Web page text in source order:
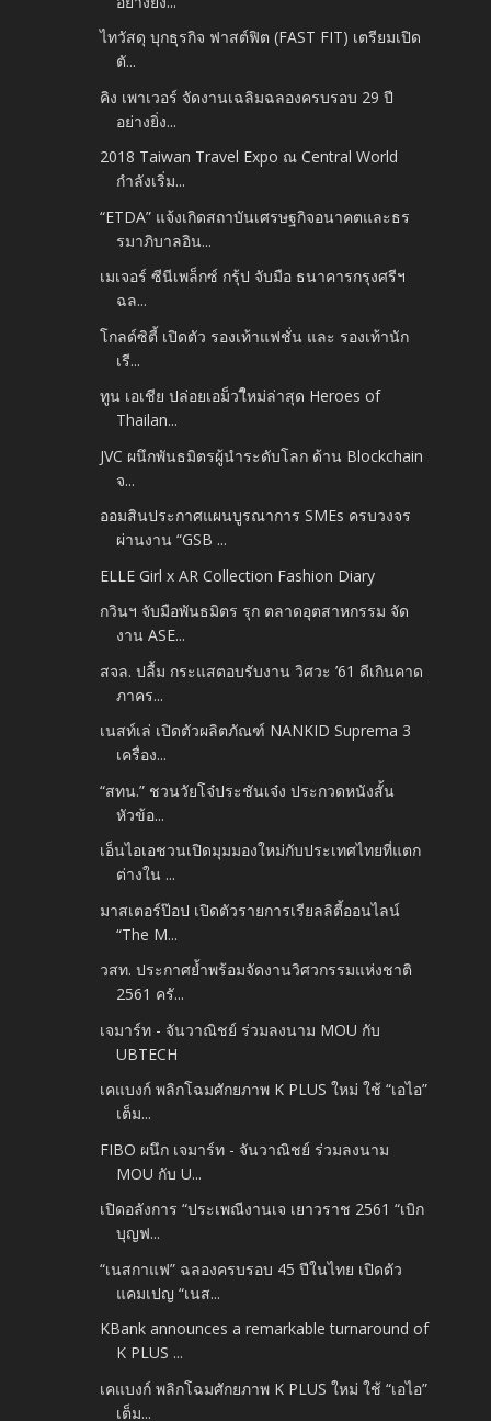
ไทวัสดุ บุกธุรกิจ ฟาสต์ฟิต (FAST FIT) เตรียมเปิด
ตั...
คิง เพาเวอร์ จัดงานเฉลิมฉลองครบรอบ 29 ปี
อย่างยิ่ง...
2018 Taiwan Travel Expo ณ Central World
กำลังเริ่ม...
“ETDA” แจ้งเกิดสถาบันเศรษฐกิจอนาคตและธร
รมาภิบาลอิน...
เมเจอร์ ซีนีเพล็กซ์ กรุ้ป จับมือ ธนาคารกรุงศรีฯ
ฉล...
โกลด์ซิตี้ เปิดตัว รองเท้าแฟชั่น และ รองเท้านัก
เรี...
ทูน เอเชีย ปล่อยเอม็วใีหม่ล่าสุด Heroes of
Thailan...
JVC ผนึกพันธมิตรผู้นำระดับโลก ด้าน Blockchain
จ...
ออมสินประกาศแผนบูรณาการ SMEs ครบวงจร
ผ่านงาน “GSB ...
ELLE Girl x AR Collection Fashion Diary
กวินฯ จับมือพันธมิตร รุก ตลาดอุตสาหกรรม จัด
งาน ASE...
สจล. ปลื้ม กระแสตอบรับงาน วิศวะ ’61 ดีเกินคาด
ภาคร...
เนสท์เล่ เปิดตัวผลิตภัณฑ์ NANKID Suprema 3
เครื่อง...
“สทน.” ชวนวัยโจ๋ประชันเจ๋ง ประกวดหนังสั้น
หัวข้อ...
เอ็นไอเอชวนเปิดมุมมองใหม่กับประเทศไทยที่แตก
ต่างใน ...
มาสเตอร์ป๊อป เปิดตัวรายการเรียลลิตี้ออนไลน์
“The M...
วสท. ประกาศย้ำพร้อมจัดงานวิศวกรรมแห่งชาติ
2561 ครั...
เจมาร์ท - จันวาณิชย์ ร่วมลงนาม MOU กับ
UBTECH
เคแบงก์ พลิกโฉมศักยภาพ K PLUS ใหม่ ใช้ “เอไอ”
เต็ม...
FIBO ผนึก เจมาร์ท - จันวาณิชย์ ร่วมลงนาม
MOU กับ U...
เปิดอลังการ “ประเพณีงานเจ เยาวราช 2561 “เบิก
บุญฟ...
“เนสกาแฟ” ฉลองครบรอบ 45 ปีในไทย เปิดตัว
แคมเปญ “เนส...
KBank announces a remarkable turnaround of
K PLUS ...
เคแบงก์ พลิกโฉมศักยภาพ K PLUS ใหม่ ใช้ “เอไอ”
เต็ม...